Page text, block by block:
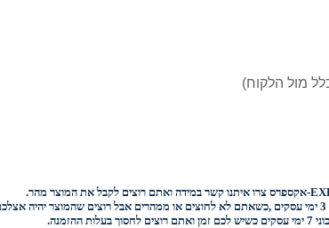
אקספרס צרו איתנו קשר במידה ואתם רוצים לקבל את המוצר מהר.
7 ימי עסקים כשיש לכם זמן ואתם רוצים לחסוך בעלות ההזמנה.